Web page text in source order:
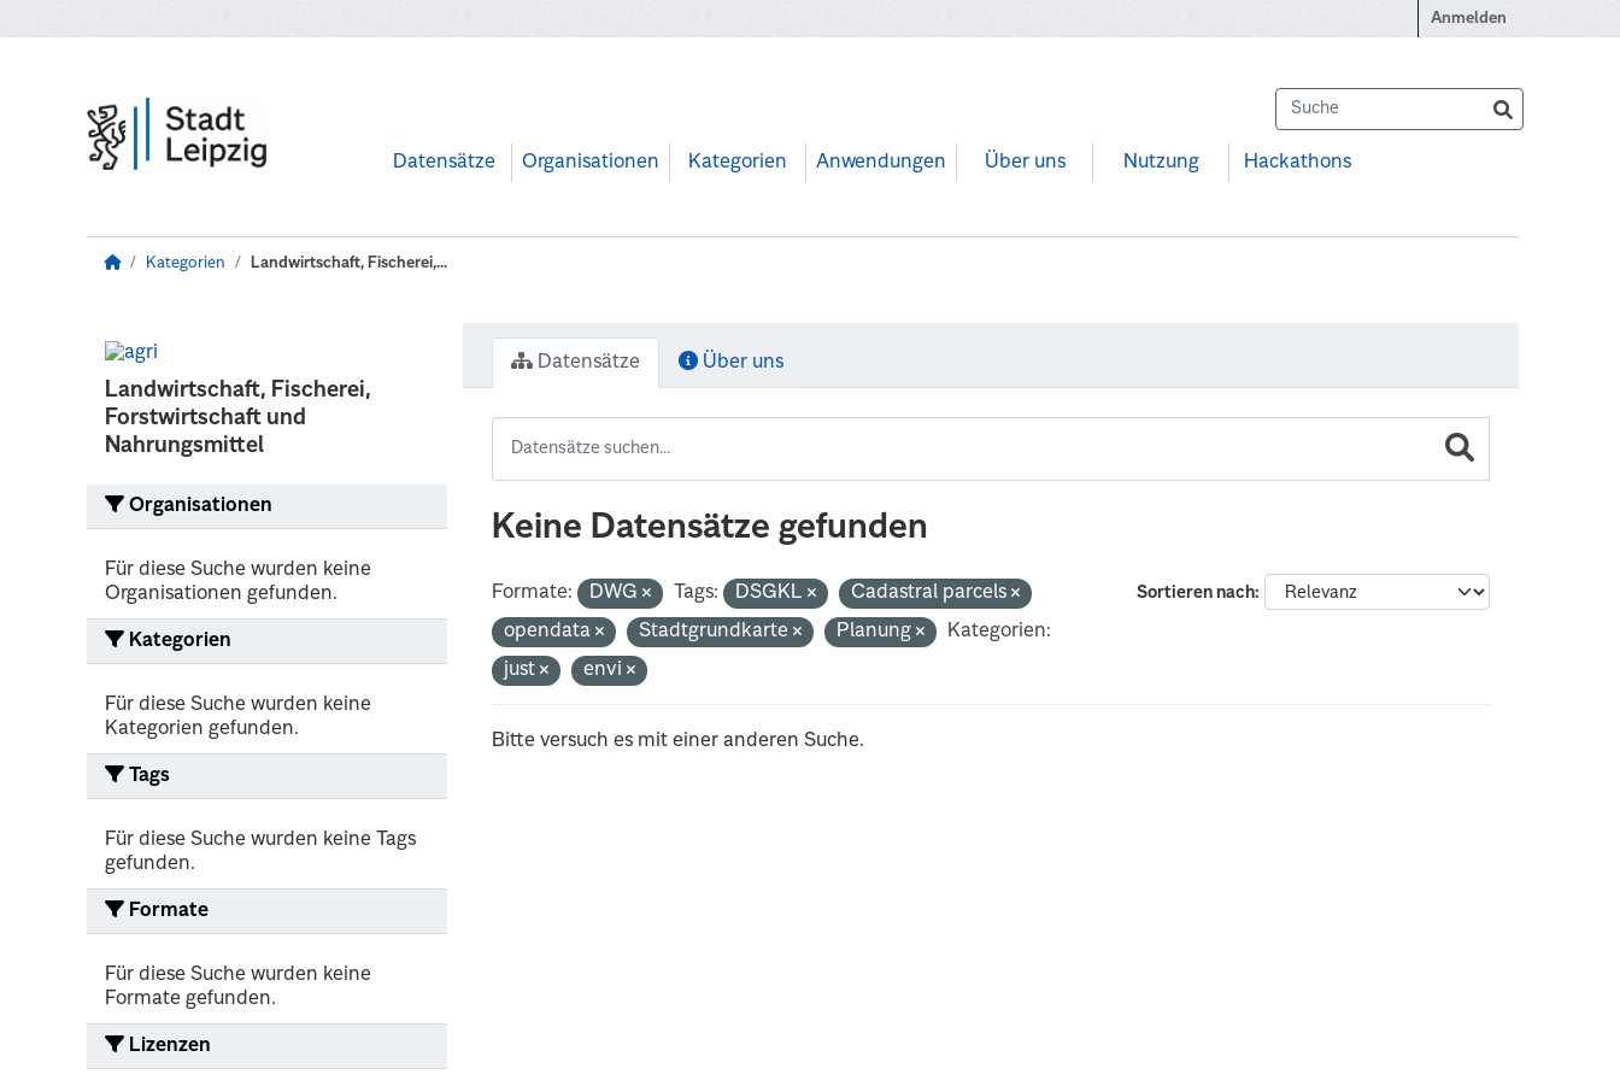
Anmelden
Datensätze Organisationen Kategorien Anwendungen Über uns Nutzung Hackathons
Kategorien Landwirtschaft, Fischerei,...
Landwirtschaft, Fischerei,
Forstwirtschaft und
Nahrungsmittel
Organisationen
Für diese Suche wurden keine
Organisationen gefunden.
Kategorien
Für diese Suche wurden keine
Kategorien gefunden.
Tags
Für diese Suche wurden keine Tags
gefunden.
Formate
Für diese Suche wurden keine
Formate gefunden.
Lizenzen
Datensätze Über uns
Keine Datensätze gefunden
Sortieren nach
Formate: DWG Tags: DSGKL
Cadastral parcels
opendata
Stadtgrundkarte Planung
Kategorien:
just
envi
Bitte versuch es mit einer anderen Suche.